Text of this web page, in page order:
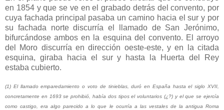
en 1854 y que se ve en el grabado detrás del convento, por
cuya fachada principal pasaba un camino hacia el sur y por
su fachada norte discurría el llamado de San Jerónimo,
bifurcándose ambos en la esquina del convento. El arroyo
del Moro discurría en dirección oeste-este, y en la citada
esquina, giraba hacia el sur y hasta la Huerta del Rey
estaba cubierto.
(1) El llamado emparedamiento o voto de tinieblas, duró en España hasta el siglo XVII,
concretamente en 1693 se prohibió, había dos tipos el voluntarios (¿?) y el que se ejercía
como castigo, era algo parecido a lo que le ocurría a las vestales de la antigua Roma